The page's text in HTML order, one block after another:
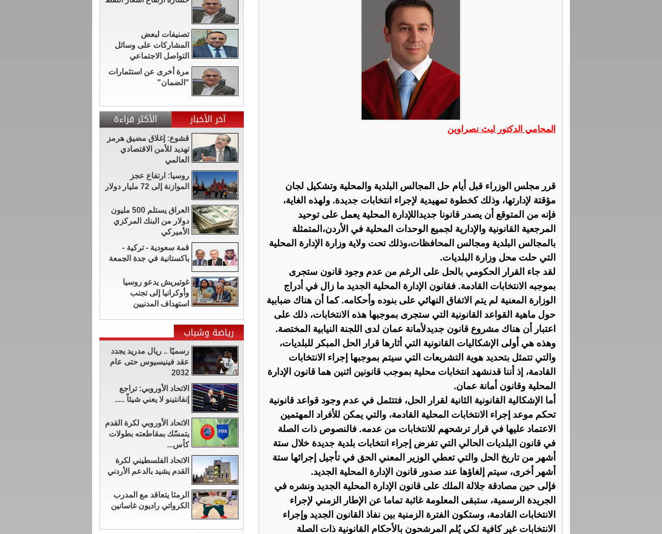
المحامي الدكتور ليث نصراوين
قرر مجلس الوزراء قبل أيام حل المجالس البلدية والمحلية وتشكيل لجان
مؤقتة لإدارتها، وذلك كخطوة تمهيدية لإجراء انتخابات جديدة. ولهذه الغاية،
فإنه من المتوقع أن يصدر قانونا جديداللإدارة المحلية يعمل على توحيد
المرجعية القانونية والإدارية لجميع الوحدات المحلية في الأردن،المتمثلة
بالمجالس البلدية ومجالس المحافظات،وذلك تحت ولاية وزارة الإدارة المحلية
التي حلت محل وزارة البلديات.
لقد جاء القرار الحكومي بالحل على الرغم من عدم وجود قانون ستجرى
بموجبه الانتخابات القادمة. فقانون الإدارة المحلية الجديد ما زال في أدراج
الوزارة المعنية لم يتم الاتفاق النهائي على بنوده وأحكامه. كما أن هناك ضبابية
حول ماهية القواعد القانونية التي ستجرى بموجبها هذه الانتخابات، ذلك على
اعتبار أن هناك مشروع قانون جديدلأمانة عمان لدى اللجنة النيابية المختصة.
وهذه هي أولى الإشكاليات القانونية التي أثارها قرار الحل المبكر للبلديات،
والتي تتمثل بتحديد هوية التشريعات التي سيتم بموجبها إجراء الانتخابات
القادمة، إذ أننا قدنشهد انتخابات محلية بموجب قانونين اثنين هما قانون الإدارة
المحلية وقانون أمانة عمان.
أما الإشكالية القانونية الثانية لقرار الحل، فتتثمل في عدم وجود قواعد قانونية
تحكم موعد إجراء الانتخابات المحلية القادمة، والتي يمكن للأفراد المهتمين
الاعتماد عليها في قرار ترشحهم للانتخابات من عدمه. فالنصوص ذات الصلة
في قانون البلديات الحالي التي تفرض إجراء انتخابات بلدية جديدة خلال ستة
أشهر من تاريخ الحل والتي تعطي الوزير المعني الحق في تأجيل إجرائها ستة
أشهر أخرى، سيتم إلغاؤها عند صدور قانون الإدارة المحلية الجديد.
فإلى حين مصادقة جلالة الملك على قانون الإدارة المحلية الجديد ونشره في
الجريدة الرسمية، ستبقى المعلومة غائبة تماما عن الإطار الزمني لإجراء
الانتخابات القادمة، وستكون الفترة الزمنية بين نفاذ القانون الجديد وإجراء
الانتخابات غير كافية لكي يُلم المرشحون بالأحكام القانونية ذات الصلة
تصنيفات لبعض
المشاركات على وسائل
التواصل الاجتماعي
مرة أخرى عن استثمارات
"الضمان"
آخر الأخبار الأكثر قراءة
قشوع: إغلاق مضيق هرمز
تهديد للأمن الاقتصادي
العالمي
روسيا: ارتفاع عجز
الموازنة إلى 72 مليار دولار
العراق يستلم 500 مليون
دولار من البنك المركزي
الأميركي
قمة سعودية - تركية -
باكستانية في جدة الجمعة
غوتيريش يدعو روسيا
وأوكرانيا إلى تجنب
استهداف المدنيين
رياضة وشباب
رسميًا .. ريال مدريد يجدد
عقد فينيسيوس حتى عام
2032
الاتحاد الأوروبي: تراجع
إنفانتينو لا يعني شيئاً .....
الاتحاد الأوروبي لكرة القدم
يتمسّك بمقاطعته بطولات
كأس...
الاتحاد الفلسطيني لكرة
القدم يشيد بالدعم الأردني
الرمثا يتعاقد مع المدرب
الكرواتي راديون غاسانين